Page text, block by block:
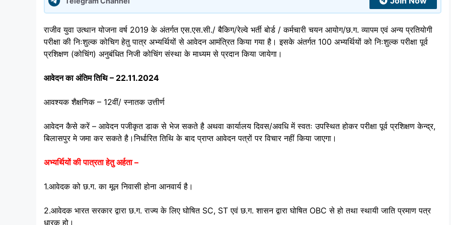
राजीव युवा उत्थान योजना वर्ष 2019 के अंतर्गत एस.एस.सी./ बैकिग/रेल्वे भर्ती बोर्ड / कर्मचारी चयन आयोग/छ.ग. व्यापम एवं अन्य प्रतियोगी
परीक्षा की निःशुल्क कोचिग हेतु पात्र अभ्यर्थियों से आवेदन आमंत्रित किया गया है। इसके अंतर्गत 100 अभ्यर्थियों को निःशुल्क परीक्षा पूर्व
प्रशिक्षण (कोचिंग) अनुबंधित निजी कोचिंग संस्था के माध्यम से प्रदान किया जायेगा।
आवेदन का अंतिम तिथि – 22.11.2024
आवश्यक शैक्षणिक – 12वीं/ स्नातक उत्तीर्ण
आवेदन कैसे करें – आवेदन पजीकृत डाक से भेज सकते है अथवा कार्यालय दिवस/अवधि में स्वतः उपस्थित होकर परीक्षा पूर्व प्रशिक्षण केन्द्र,
बिलासपुर मे जमा कर सकते है।निर्धारित तिथि के बाद प्राप्त आवेदन पत्रों पर विचार नहीं किया जाएगा।
अभ्यर्थियों की पात्रता हेतु अर्हता –
1.आवेदक को छ.ग. का मूल निवासी होना आनवार्य है।
2.आवेदक भारत सरकार द्वारा छ.ग. राज्य के लिए घोषित SC, ST एवं छ.ग. शासन द्वारा घोषित OBC से हो तथा स्थायी जाति प्रमाण पत्र
धारक हो।